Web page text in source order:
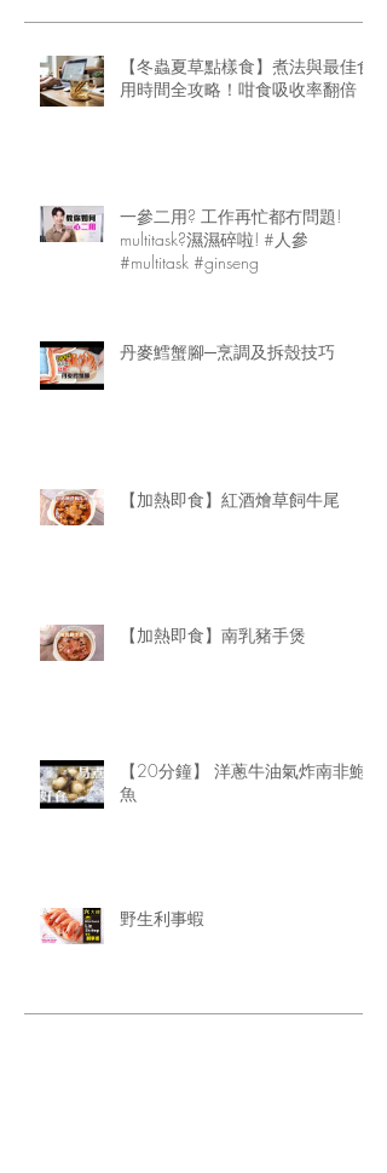
【冬蟲夏草點樣食】煮法與最佳食
用時間全攻略！咁食吸收率翻倍
一參二用? 工作再忙都冇問題!
multitask?濕濕碎啦! #人參
#multitask #ginseng
丹麥鱈蟹腳─烹調及拆殼技巧
【加熱即食】紅酒燴草飼牛尾
【加熱即食】南乳豬手煲
【20分鐘】 洋蔥牛油氣炸南非鮑
魚
野生利事蝦